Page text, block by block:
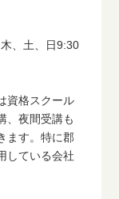
、土、日9:30
資格スクール
、夜間受講も
ます。特に郡
している会社